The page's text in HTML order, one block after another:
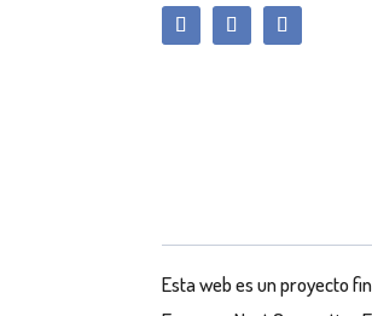
Esta web es un proyecto